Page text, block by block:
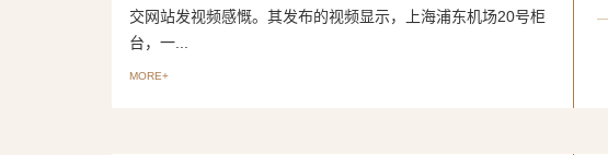
交网站发视频感慨。其发布的视频显示，上海浦东机场20号柜
台，一...
MORE+